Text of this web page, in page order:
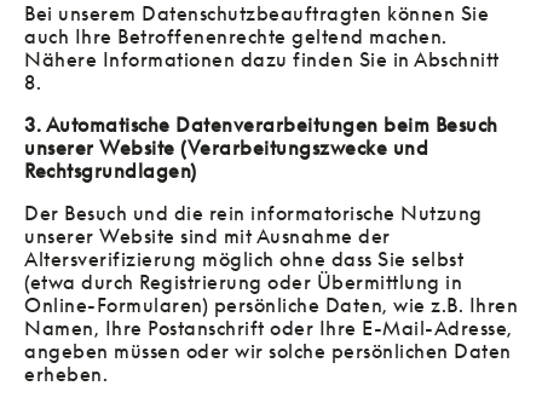
Bei unserem Datenschutzbeauftragten können Sie
auch Ihre Betroffenenrechte geltend machen.
Nähere Informationen dazu finden Sie in Abschnitt
8.
3. Automatische Datenverarbeitungen beim Besuch
unserer Website (Verarbeitungszwecke und
Rechtsgrundlagen)
Der Besuch und die rein informatorische Nutzung
unserer Website sind mit Ausnahme der
Altersverifizierung möglich ohne dass Sie selbst
(etwa durch Registrierung oder Übermittlung in
Online-Formularen) persönliche Daten, wie z.B. Ihren
Namen, Ihre Postanschrift oder Ihre E-Mail-Adresse,
angeben müssen oder wir solche persönlichen Daten
erheben.